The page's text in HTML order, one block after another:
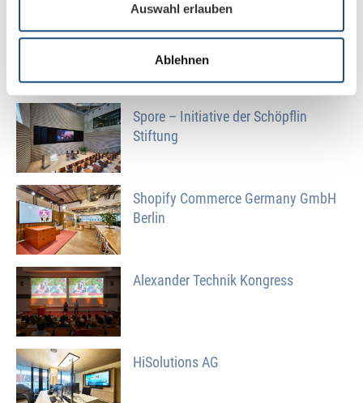
Auswahl erlauben
Ablehnen
Deutsche Gesellschaft für
Neurologie e.V. Berlin
Spore – Initiative der Schöpflin
Stiftung
Shopify Commerce Germany GmbH
Berlin
Alexander Technik Kongress
HiSolutions AG